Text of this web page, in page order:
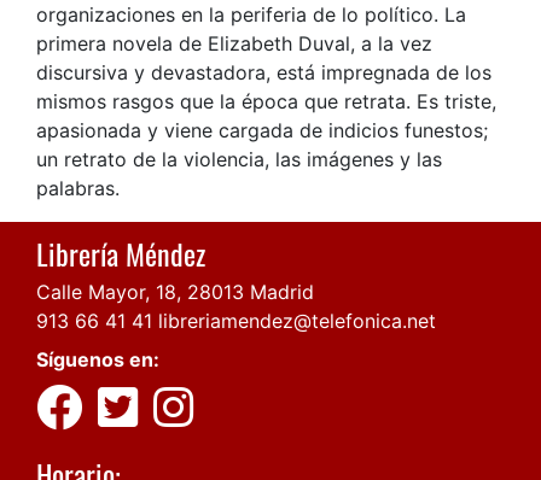
organizaciones en la periferia de lo político. La
primera novela de Elizabeth Duval, a la vez
discursiva y devastadora, está impregnada de los
mismos rasgos que la época que retrata. Es triste,
apasionada y viene cargada de indicios funestos;
un retrato de la violencia, las imágenes y las
palabras.
Librería Méndez
Calle Mayor, 18, 28013 Madrid
913 66 41 41 libreriamendez@telefonica.net
Síguenos en: